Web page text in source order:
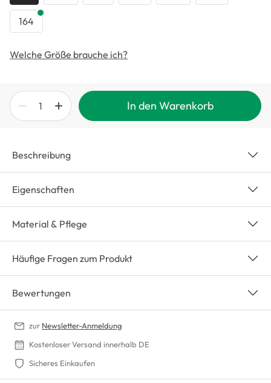
164
Welche Größe brauche ich?
In den Warenkorb
Beschreibung
Eigenschaften
Material & Pflege
Häufige Fragen zum Produkt
Bewertungen
zur Newsletter-Anmeldung
Kostenloser Versand innerhalb DE
Sicheres Einkaufen